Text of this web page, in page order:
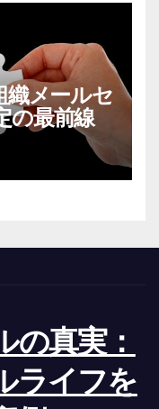
メールセ
の最前線
の真実：
ライフを